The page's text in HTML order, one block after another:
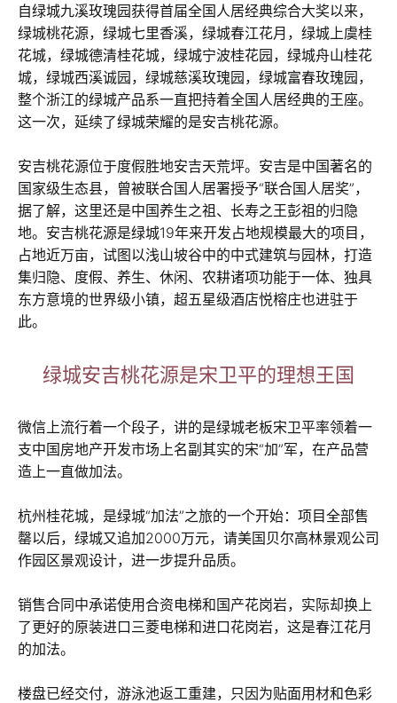
自绿城九溪玫瑰园获得首届全国人居经典综合大奖以来，
绿城桃花源，绿城七里香溪，绿城春江花月，绿城上虞桂
花城，绿城德清桂花城，绿城宁波桂花园，绿城舟山桂花
城，绿城西溪诚园，绿城慈溪玫瑰园，绿城富春玫瑰园，
整个浙江的绿城产品系一直把持着全国人居经典的王座。
这一次，延续了绿城荣耀的是安吉桃花源。
安吉桃花源位于度假胜地安吉天荒坪。安吉是中国著名的
国家级生态县，曾被联合国人居署授予“联合国人居奖”，
据了解，这里还是中国养生之祖、长寿之王彭祖的归隐
地。安吉桃花源是绿城19年来开发占地规模最大的项目，
占地近万亩，试图以浅山坡谷中的中式建筑与园林，打造
集归隐、度假、养生、休闲、农耕诸项功能于一体、独具
东方意境的世界级小镇，超五星级酒店悦榕庄也进驻于
此。
绿城安吉桃花源是宋卫平的理想王国
微信上流行着一个段子，讲的是绿城老板宋卫平率领着一
支中国房地产开发市场上名副其实的宋“加”军，在产品营
造上一直做加法。
杭州桂花城，是绿城“加法”之旅的一个开始：项目全部售
罄以后，绿城又追加2000万元，请美国贝尔高林景观公司
作园区景观设计，进一步提升品质。
销售合同中承诺使用合资电梯和国产花岗岩，实际却换上
了更好的原装进口三菱电梯和进口花岗岩，这是春江花月
的加法。
楼盘已经交付，游泳池返工重建，只因为贴面用材和色彩